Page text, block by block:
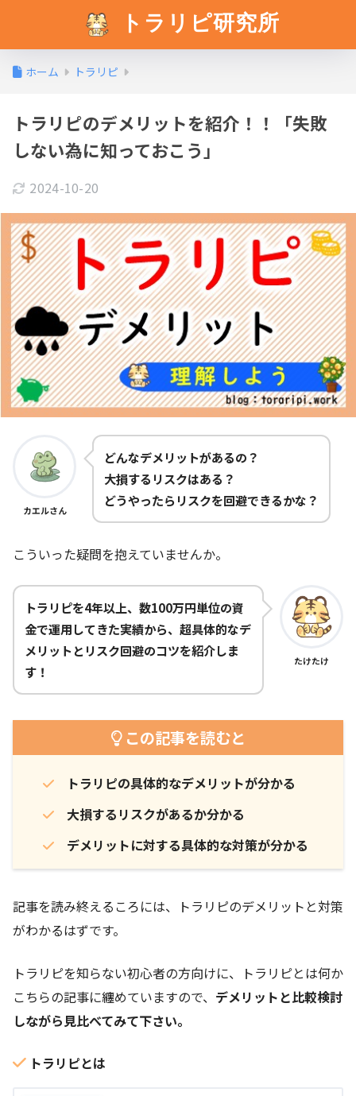
トラリピ研究所
ホーム トラリピ
トラリピのデメリットを紹介！！「失敗
しない為に知っておこう」
2024-10-20
カエルさん
どんなデメリットがあるの？
大損するリスクはある？
どうやったらリスクを回避できるかな？
こういった疑問を抱えていませんか。
トラリピを4年以上、数100万円単位の資
金で運用してきた実績から、超具体的なデ
メリットとリスク回避のコツを紹介しま
す！
たけたけ
この記事を読むと
トラリピの具体的なデメリットが分かる
大損するリスクがあるか分かる
デメリットに対する具体的な対策が分かる
記事を読み終えるころには、トラリピのデメリットと対策
がわかるはずです。
トラリピを知らない初心者の方向けに、トラリピとは何か
こちらの記事に纏めていますので、 デメリットと比較検討
しながら見比べてみて下さい。
トラリピとは